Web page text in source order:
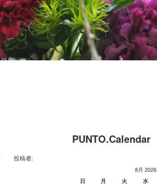
投稿者:
PUNTO.Calendar
8月 2026
日 月 火 水